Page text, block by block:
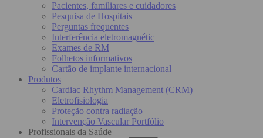
Pacientes, familiares e cuidadores
Pesquisa de Hospitais
Perguntas frequentes
Interferência eletromagnétic
Exames de RM
Folhetos informativos
Cartão de implante internacional
Produtos
Cardiac Rhythm Management (CRM)
Eletrofisiologia
Proteção contra radiação
Intervenção Vascular Portfólio
Profissionais da Saúde